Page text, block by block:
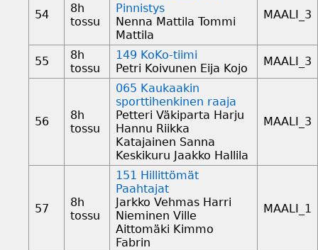
54
8h
tossu
Pinnistys
Nenna Mattila Tommi
Mattila
MAALI_3
55
8h
tossu
149 KoKo-tiimi
Petri Koivunen Eija Kojo
MAALI_3
56
8h
tossu
065 Kaukaakin
sporttihenkinen raaja
Petteri Väkiparta Harju
Hannu Riikka
Katajainen Sanna
Keskikuru Jaakko Hallila
MAALI_3
57
8h
tossu
151 Hillittömät
Paahtajat
Jarkko Vehmas Harri
Nieminen Ville
Aittomäki Kimmo
Fabrin
MAALI_1